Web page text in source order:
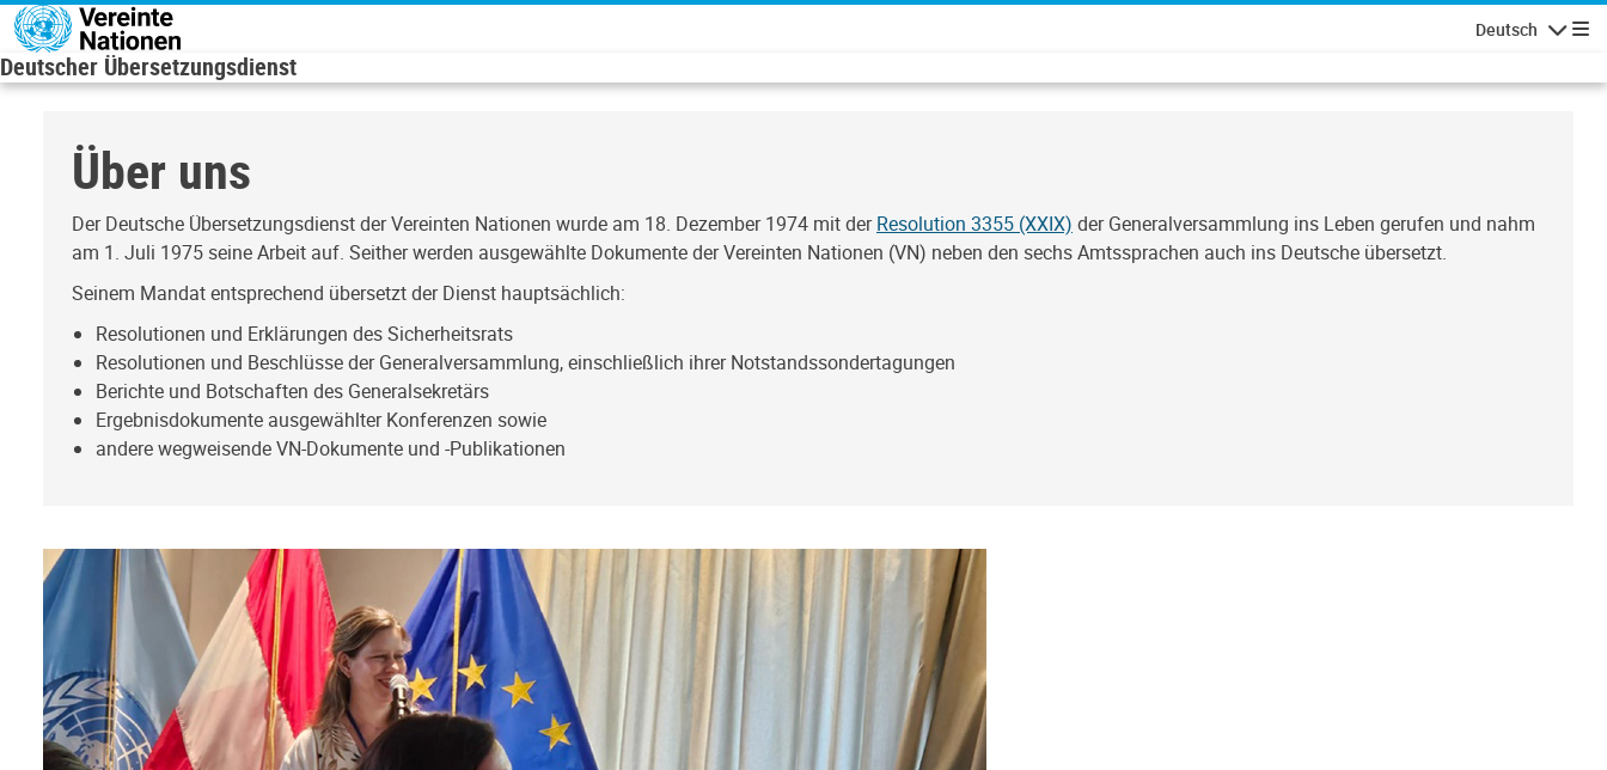
Direkt zum Inhalt
Deutsch
Deutscher Übersetzungsdienst
Über uns
Der Deutsche Übersetzungsdienst der Vereinten Nationen wurde am 18. Dezember 1974 mit derResolution 3355 (XXIX) der Generalversammlung ins Leben gerufen und nahm
am 1. Juli 1975 seine Arbeit auf. Seither werden ausgewählte Dokumente der Vereinten Nationen (VN) neben den sechs Amtssprachen auch ins Deutsche übersetzt.
Seinem Mandat entsprechend übersetzt der Dienst hauptsächlich:
Resolutionen und Erklärungen des Sicherheitsrats
Resolutionen und Beschlüsse der Generalversammlung, einschließlich ihrer Notstandssondertagungen
Berichte und Botschaften des Generalsekretärs
Ergebnisdokumente ausgewählter Konferenzen sowie
andere wegweisende VN-Dokumente und -Publikationen